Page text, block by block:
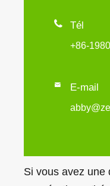
 Tél
+86-
 E-mail
Si vous avez une